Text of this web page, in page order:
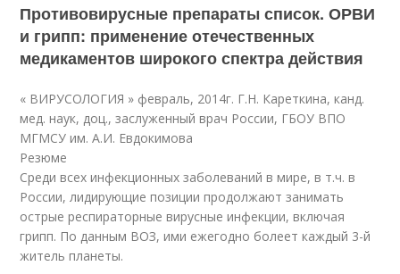
Противовирусные препараты список. ОРВИ
и грипп: применение отечественных
медикаментов широкого спектра действия
« ВИРУСОЛОГИЯ » февраль, 2014г. Г.Н. Кареткина, канд.
мед. наук, доц., заслуженный врач России, ГБОУ ВПО
МГМСУ им. А.И. Евдокимова
Резюме
Среди всех инфекционных заболеваний в мире, в т.ч. в
России, лидирующие позиции продолжают занимать
острые респираторные вирусные инфекции, включая
грипп. По данным ВОЗ, ими ежегодно болеет каждый 3-й
житель планеты.